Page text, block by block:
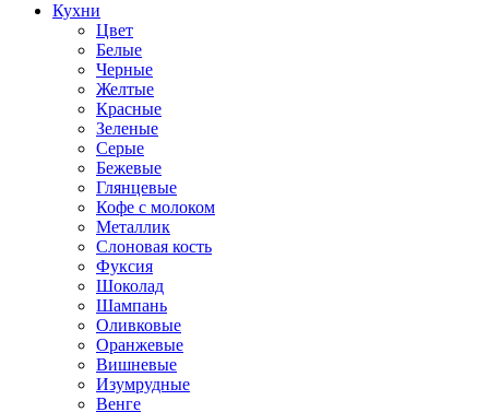
Кухни
Цвет
Белые
Черные
Желтые
Красные
Зеленые
Серые
Бежевые
Глянцевые
Кофе с молоком
Металлик
Слоновая кость
Фуксия
Шоколад
Шампань
Оливковые
Оранжевые
Вишневые
Изумрудные
Венге